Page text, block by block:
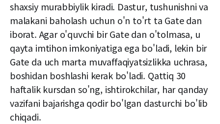
shaxsiy murabbiylik kiradi. Dastur, tushunishni va
malakani baholash uchun o'n to'rt ta Gate dan
iborat. Agar o'quvchi bir Gate dan o'tolmasa, u
qayta imtihon imkoniyatiga ega bo'ladi, lekin bir
Gate da uch marta muvaffaqiyatsizlikka uchrasa,
boshidan boshlashi kerak bo'ladi. Qattiq 30
haftalik kursdan so'ng, ishtirokchilar, har qanday
vazifani bajarishga qodir bo'lgan dasturchi bo'lib
chiqadi.